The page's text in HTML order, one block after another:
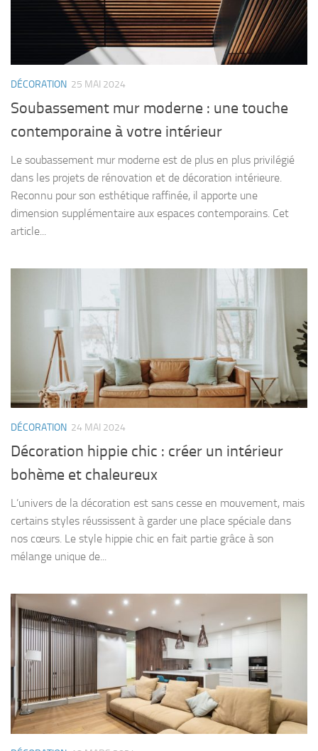
DÉCORATION 25 MAI 2024
Soubassement mur moderne : une touche
contemporaine à votre intérieur
Le soubassement mur moderne est de plus en plus privilégié
dans les projets de rénovation et de décoration intérieure.
Reconnu pour son esthétique raffinée, il apporte une
dimension supplémentaire aux espaces contemporains. Cet
article...
DÉCORATION 24 MAI 2024
Décoration hippie chic : créer un intérieur
bohème et chaleureux
L’univers de la décoration est sans cesse en mouvement, mais
certains styles réussissent à garder une place spéciale dans
nos cœurs. Le style hippie chic en fait partie grâce à son
mélange unique de...